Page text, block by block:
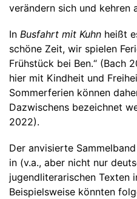
verändern sich und kehren
In Busfahrt mit Kuhn heißt
schöne Zeit, wir spielen
Frühstück bei Ben.“ (Bach
hier mit Kindheit und
Sommerferien können
Dazwischens bezeichnet
2022).
Der anvisierte
in (v.a., aber nicht nur
jugendliterarischen Texten
Beispielsweise könnten